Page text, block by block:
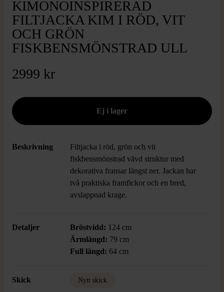
KIMONOINSPIRERAD
FILTJACKA KIM I RÖD, VIT
OCH GRÖN
FISKBENSMÖNSTRAD ULL
2999 kr
Beskrivning
Filtjacka i röd, grön och vit
fiskbensmönstrad vävd struktur med
dekorativa fransar längst ner. Jackan har
två praktiska framfickor och en bred,
avslappnad krage.
Detaljer Bröstvidd: 124 cm
Ärmlängd: 79 cm
Full längd: 64 cm
Skick Nytt skick